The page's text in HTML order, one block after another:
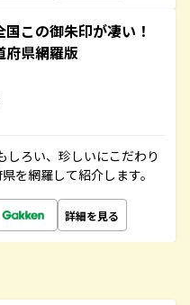
この御朱印が凄い！
県網羅版
しろい、珍しいにこだわり
を網羅して紹介します。
詳細を見る